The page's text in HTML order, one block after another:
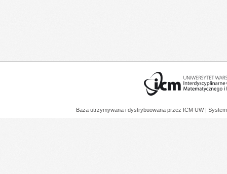
Baza utrzymywana i dystrybuowana przez ICM UW |